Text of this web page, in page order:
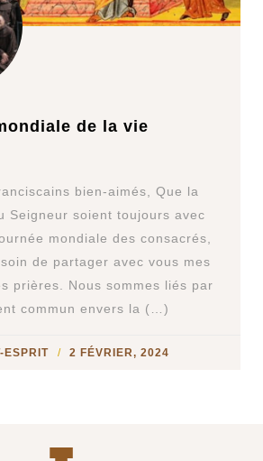
de la vie
bien-aimés, Que la
Seigneur soient toujours avec
mondiale des consacrés,
de partager avec vous mes
prières. Nous sommes liés par
commun envers la (…)
ESPRIT 2 FÉVRIER, 2024